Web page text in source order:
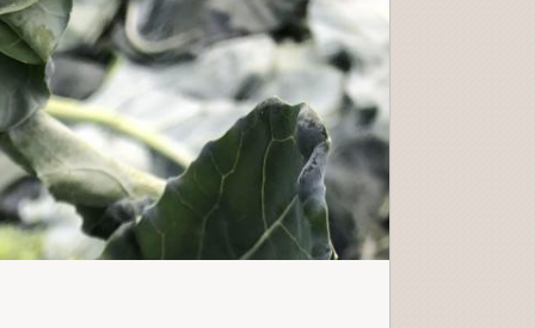
PASSWORD*
CAPTCHA
Esqueci a palavra-passe